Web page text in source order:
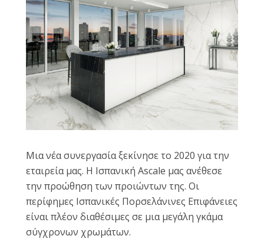
Μια νέα συνεργασία ξεκίνησε το 2020 για την
εταιρεία μας. Η Ισπανική Ascale μας ανέθεσε
την προώθηση των προιώντων της. Οι
περίφημες Ισπανικές Πορσελάνινες Επιφάνειες
είναι πλέον διαθέσιμες σε μια μεγάλη γκάμα
σύγχρονων χρωμάτων.